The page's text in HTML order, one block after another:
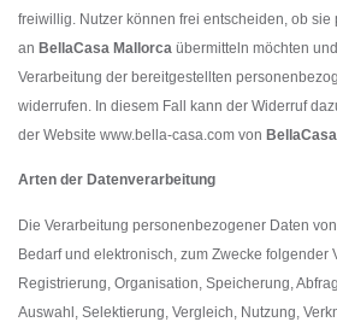
freiwillig. Nutzer können frei entscheiden, ob
an BellaCasa Mallorca übermitteln möchten
Verarbeitung der bereitgestellten
widerrufen. In diesem Fall kann der Widerruf
der Website www.bella-casa.com von
Arten der Datenverarbeitung
Die Verarbeitung personenbezogener Daten
Bedarf und elektronisch, zum Zwecke folgender
Registrierung, Organisation, Speicherung,
Auswahl, Selektierung, Vergleich, Nutzung,